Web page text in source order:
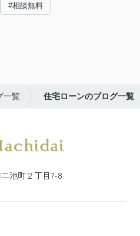
#相談無料
一覧 住宅ローンのブログ一覧
池町２丁目7-8